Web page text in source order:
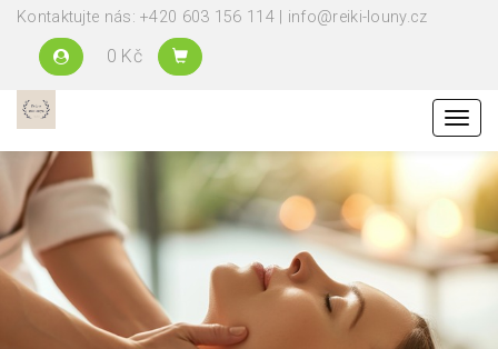
Kontaktujte nás: +420 603 156 114 | info@reiki-louny.cz
0 Kč
Menu